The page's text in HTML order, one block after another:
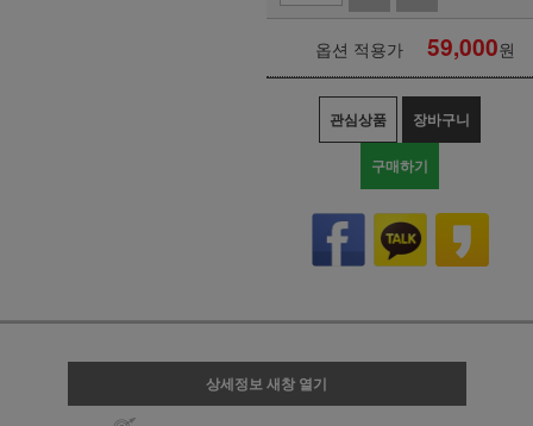
옵션 적용가 59,000원
관심상품 장바구니
구매하기
상세정보 새창 열기